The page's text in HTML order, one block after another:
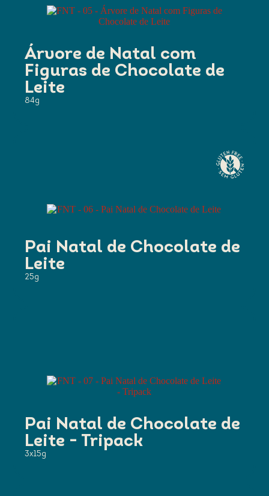
Árvore de Natal com
Figuras de Chocolate de
Leite
84g
Pai Natal de Chocolate de
Leite
25g
Pai Natal de Chocolate de
Leite - Tripack
3x15g